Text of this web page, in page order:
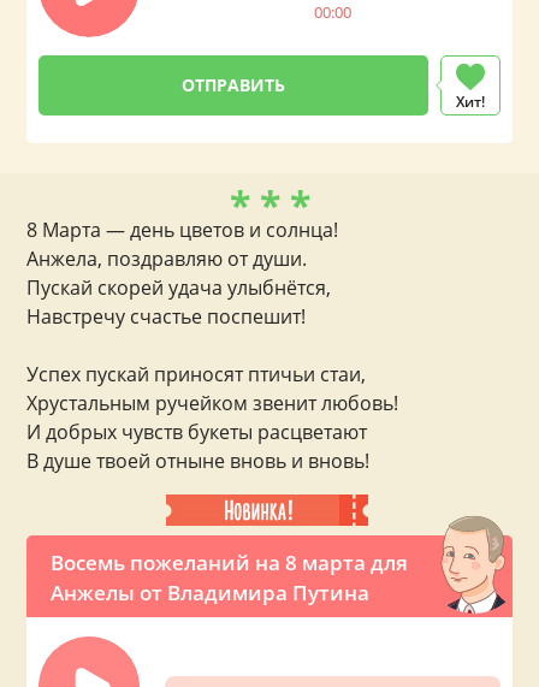
00:00
Хит!
Восемь пожеланий на 8 марта для
Анжелы от Владимира Путина
* * *
8 Марта — день цветов и солнца!
Анжела, поздравляю от души.
Пускай скорей удача улыбнётся,
Навстречу счастье поспешит!
Успех пускай приносят птичьи стаи,
Хрустальным ручейком звенит любовь!
И добрых чувств букеты расцветают
В душе твоей отныне вновь и вновь!